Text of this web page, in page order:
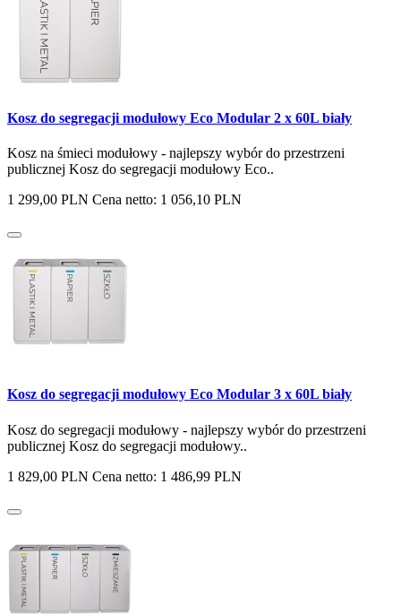
Kosz do segregacji modułowy Eco Modular 2 x 60L biały
Kosz na śmieci modułowy - najlepszy wybór do przestrzeni
publicznej Kosz do segregacji modułowy Eco..
1 299,00 PLN Cena netto: 1 056,10 PLN
Kosz do segregacji modułowy Eco Modular 3 x 60L biały
Kosz do segregacji modułowy - najlepszy wybór do przestrzeni
publicznej Kosz do segregacji modułowy..
1 829,00 PLN Cena netto: 1 486,99 PLN